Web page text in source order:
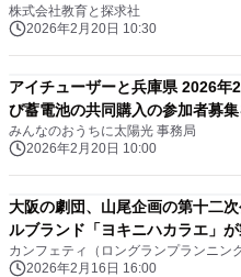
株式会社教育と探求社
2026年2月20日 10:30
アイチューザーと兵庫県 2026年
び蓄電池の共同購入の参加者募
みんなのおうちに太陽光 事務局
2026年2月20日 10:00
大阪の劇団、山尾企画の第十二
ルブランド「ヨキニハカラエ」が
カンフェティ（ロングランプランニン
2026年2月16日 16:00